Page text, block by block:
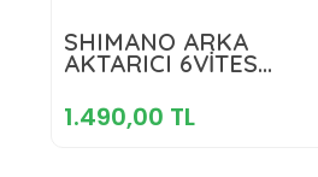
SHIMANO ARKA
AKTARICI 6VİTES
KISA BACAK DA SİYAH
1.490,00 TL
1.490,00 TL